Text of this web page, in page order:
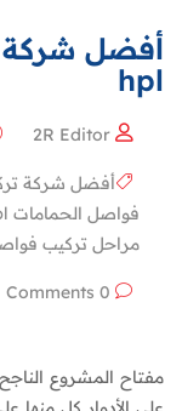
أفضل شركة
hpl
2R Editor
أفضل شركة
فواصل الحمامات hpl
مراحل تركيب
مفتاح المشروع